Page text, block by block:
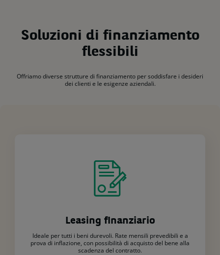
Soluzioni di finanziamento
flessibili
Offriamo diverse strutture di finanziamento per soddisfare i desideri
dei clienti e le esigenze aziendali.
Leasing finanziario
Ideale per tutti i beni durevoli. Rate mensili prevedibili e a
prova di inflazione, con possibilità di acquisto del bene alla
scadenza del contratto.